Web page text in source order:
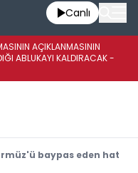
Canlı
AÇIKLANMASININ
ABLUKAYI KALDIRACAK -
baypas eden hat